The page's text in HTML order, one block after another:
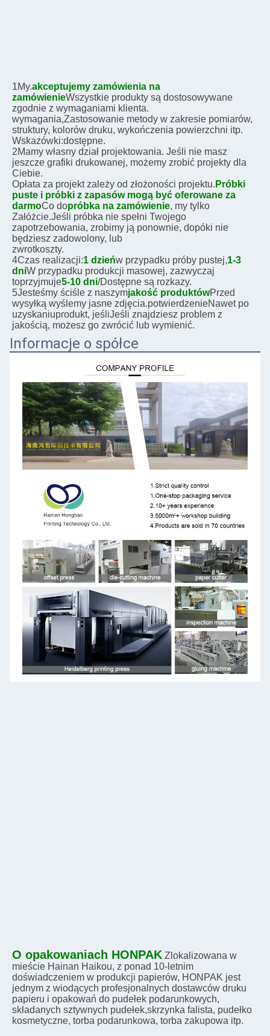
1My.akceptujemy zamówienia na
zamówienieWszystkie produkty są dostosowywane
zgodnie z wymaganiami klienta.
wymagania,Zastosowanie metody w zakresie pomiarów,
struktury, kolorów druku, wykończenia powierzchni itp.
Wskazówki:dostępne.
2Mamy własny dział projektowania. Jeśli nie masz
jeszcze grafiki drukowanej, możemy zrobić projekty dla
Ciebie.
Opłata za projekt zależy od złożoności projektu. Próbki
puste i próbki z zapasów mogą być oferowane za
darmoCo dopróbka na zamówienie, my tylko
Załóżcie.Jeśli próbka nie spełni Twojego
zapotrzebowania, zrobimy ją ponownie, dopóki nie
będziesz zadowolony, lub
zwrotkoszty.
4Czas realizacji:1 dzieńw przypadku próby pustej,1-3
dniW przypadku produkcji masowej, zazwyczaj
toprzyjmuje5-10 dni/Dostępne są rozkazy.
5Jesteśmy ściśle z naszymjakość produktówPrzed
wysyłką wyślemy jasne zdjęcia.potwierdzenieNawet po
uzyskaniuprodukt, jeśliJeśli znajdziesz problem z
jakością, możesz go zwrócić lub wymienić.
Informacje o spółce
O opakowaniach HONPAK Zlokalizowana w
mieście Hainan Haikou, z ponad 10-letnim
doświadczeniem w produkcji papierów, HONPAK jest
jednym z wiodących profesjonalnych dostawców druku
papieru i opakowań do pudełek podarunkowych,
składanych sztywnych pudełek,skrzynka falista, pudełko
kosmetyczne, torba podarunkowa, torba zakupowa itp.